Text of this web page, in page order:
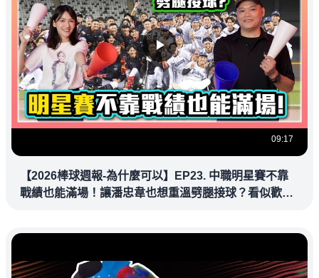
09:17
【2026棒球週報-為什麼可以】EP23. 中職明星賽不靠
戰績也能滿場！讓潘忠韋也想重溫劈腿接球？看似歡樂